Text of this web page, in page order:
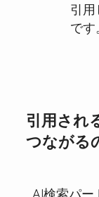
引
です。
引用され
つながる
AI検索パー